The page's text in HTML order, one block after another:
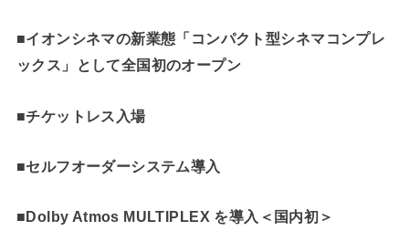
■イオンシネマの新業態「コンパクト型シネマコンプレ
ックス」として全国初のオープン
■チケットレス入場
■セルフオーダーシステム導入
■Dolby Atmos MULTIPLEX を導入＜国内初＞